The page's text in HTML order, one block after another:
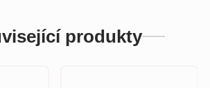
produkty